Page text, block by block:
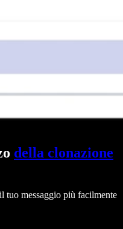
della clonazione
tuo messaggio più facilmente